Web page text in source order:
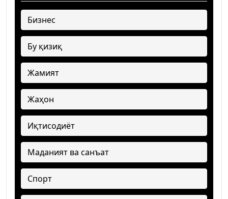
Бизнес
Бу қизиқ
Жамият
Жаҳон
Иқтисодиёт
Маданият ва санъат
Спорт